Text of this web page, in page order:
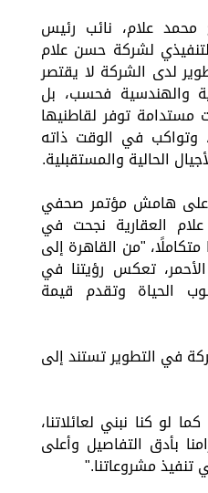
علام، نائب رئيس
لشركة حسن علام
لدى الشركة لا يقتصر
والهندسية فحسب، بل
مستدامة توفر لقاطنيها
وتواكب في الوقت ذاته
الحالية والمستقبلية.
على هامش مؤتمر صحفي
العقارية نجحت في
25 مشروعًا متكاملًا، "من القاهرة إلى
تعكس رؤيتنا في
الحياة وتقدم قيمة
في التطوير تستند إلى
لو كنا نبني لعائلاتنا،
بأدق التفاصيل وأعلى
تنفيذ مشروعاتنا."